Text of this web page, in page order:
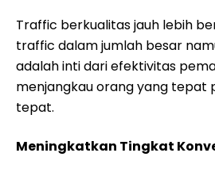
Traffic berkualitas jauh lebih
traffic dalam jumlah besar
adalah inti dari efektivitas
menjangkau orang yang tepat
tepat.
Meningkatkan Tingkat